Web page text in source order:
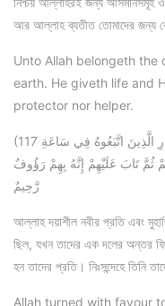
আর আল্লাহ ব্যতীত তোমাদের জন্য
Unto Allah belongeth the
earth. He giveth life and
protector nor helper.
(117 لَقَد تَّابَ الله عَلَى النَّبِيِّ وَالْمُهَاجِرِينَ وَالأَنصَارِ الَّذِينَ اتَّبَعُوهُ فِي سَاعَةِ
ثُمَّ تَابَ عَلَيْهِمْ إِنَّهُ بِهِمْ رَؤُوفٌ
رَّحِيمٌ
আল্লাহ দয়াশীল নবীর প্রতি এবং
ছিল, যখন তাদের এক দলের অন্তর
হন তাদের প্রতি। নিঃসন্দেহে তিনি
Allah turned with favour